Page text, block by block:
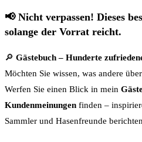
📢 Nicht verpassen! Dieses
solange der Vorrat reicht.
🔎 Gästebuch – Hunderte
Möchten Sie wissen, was andere
Werfen Sie einen Blick in mein
Kundenmeinungen finden –
Sammler und Hasenfreunde